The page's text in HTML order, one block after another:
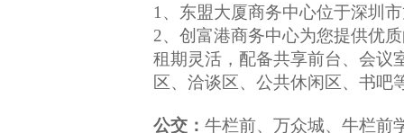
1、东盟大厦商务中心位于深圳
2、创富港商务中心为您提供优
租期灵活，配备共享前台、会议
区、洽谈区、公共休闲区、书吧
公交： 牛栏前、万众城、牛栏前